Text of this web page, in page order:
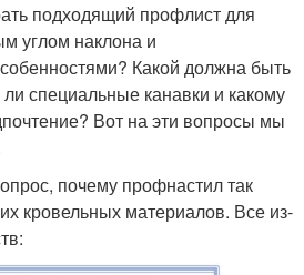
подходящий профлист для
углом наклона и
Какой должна быть
специальные канавки и какому
Вот на эти вопросы мы
почему профнастил так
кровельных материалов. Все из-